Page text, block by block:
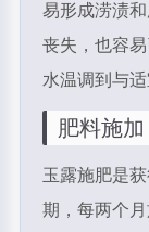
易形成涝渍
丧失，也容
水温调到与
肥料施加
玉露施肥是
期，每两个